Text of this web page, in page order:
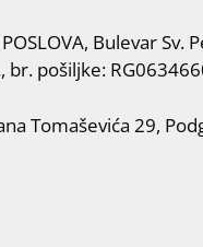
Bulevar
pošiljke:
Tomaševića 29,